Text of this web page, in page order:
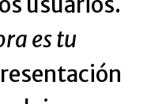
es tu